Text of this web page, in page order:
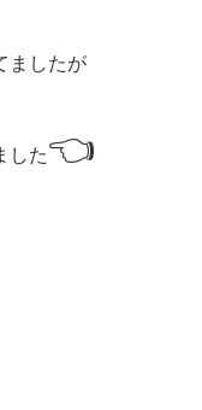
ましたが
した👈